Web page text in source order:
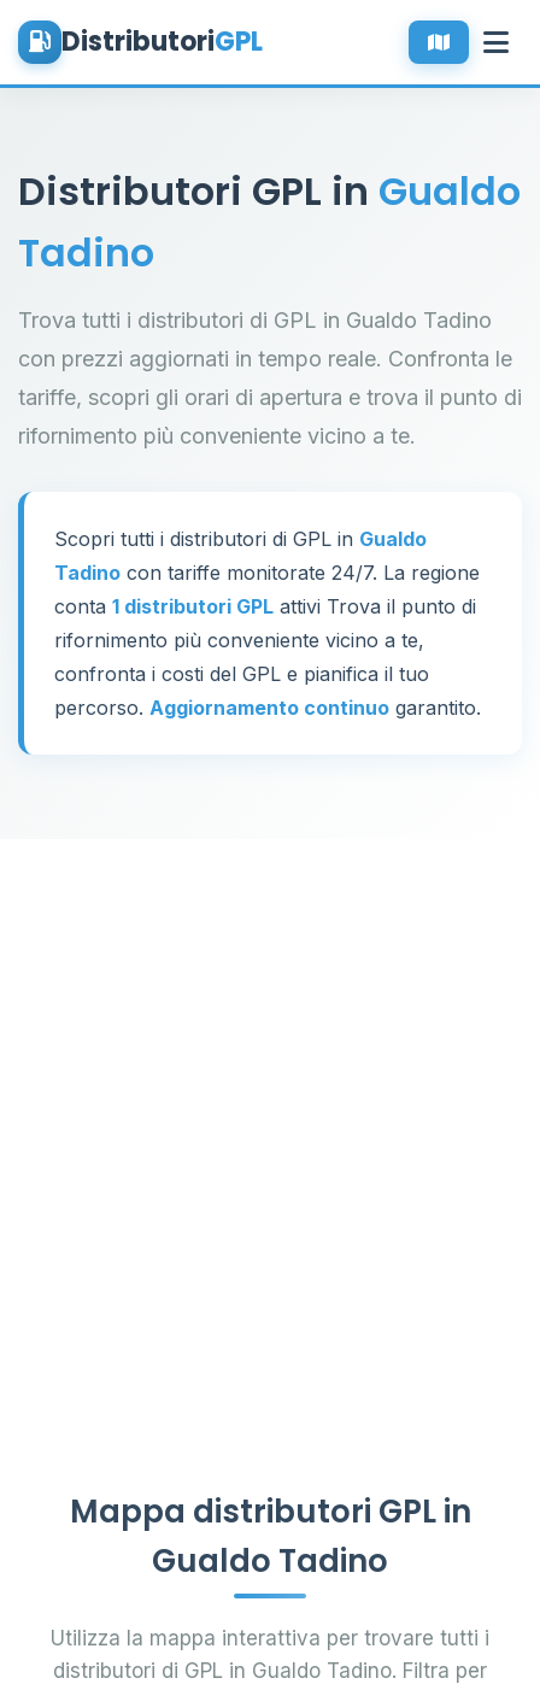
DistributoriGPL
Distributori GPL in Gualdo
Tadino
Trova tutti i distributori di GPL in Gualdo Tadino
con prezzi aggiornati in tempo reale. Confronta le
tariffe, scopri gli orari di apertura e trova il punto di
rifornimento più conveniente vicino a te.
Scopri tutti i distributori di GPL in Gualdo
Tadino con tariffe monitorate 24/7. La regione
conta 1 distributori GPL attivi Trova il punto di
rifornimento più conveniente vicino a te,
confronta i costi del GPL e pianifica il tuo
percorso. Aggiornamento continuo garantito.
Mappa distributori GPL in
Gualdo Tadino
Utilizza la mappa interattiva per trovare tutti i
distributori di GPL in Gualdo Tadino. Filtra per